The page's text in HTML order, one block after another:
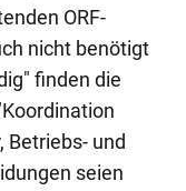
ORF-
nicht benötigt
finden die
Betriebs- und
seien